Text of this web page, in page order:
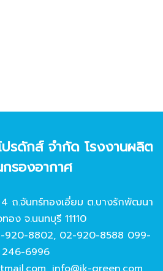
ปรดักส์ จํากัด โรงงานผลิต
รองอากาศ
ถ.จันทร์ทองเอี่ยม ต.บางรักพัฒนา
อง จ.นนทบุรี 11110
920-8802, 02-920-8588 099-
246-6996